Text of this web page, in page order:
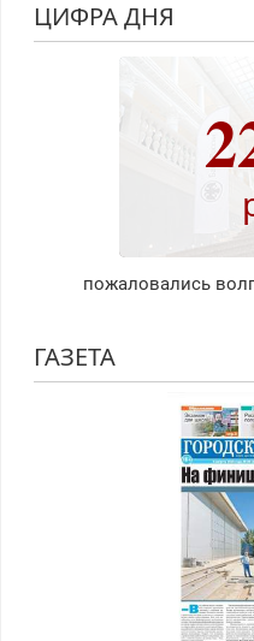
ЦИФРА ДНЯ
пожаловались
ГАЗЕТА